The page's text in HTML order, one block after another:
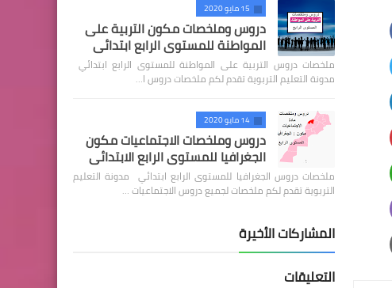
15 مايو 2020
دروس وملخصات مكون التربية على
المواطنة للمستوى الرابع ابتدائي
ملخصات دروس التربية على المواطنة للمستوى الرابع ابتدائي
مدونة التعليم التربوية تقدم لكم ملخصات دروس ا…
14 مايو 2020
دروس وملخصات الاجتماعيات مكون
الجغرافيا للمستوى الرابع الابتدائي
ملخصات دروس الجغرافيا للمستوى الرابع ابتدائي مدونة التعليم
التربوية تقدم لكم ملخصات لجميع دروس الاجتماعيات …
المشاركات الأخيرة
التعليقات